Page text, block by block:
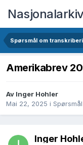
Spørsmål om
Amerikabrev
Av Inger Hohler
Mai 22, 2025 i
Inger